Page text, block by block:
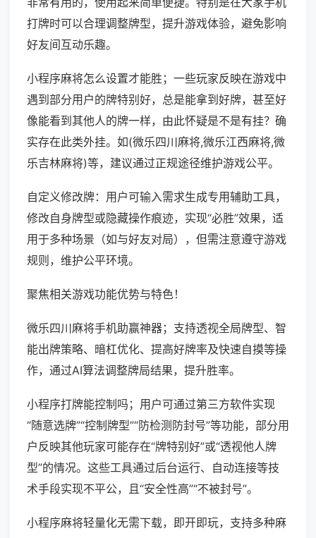
打牌时可以合理调整牌型，提升游戏体验，避免影响
好友间互动乐趣。
小程序麻将怎么设置才能胜；一些玩家反映在游戏中
遇到部分用户的牌特别好，总是能拿到好牌，甚至好
像能看到其他人的牌一样，由此怀疑是不是有挂？确
实存在此类外挂。如(微乐四川麻将,微乐江西麻将,微
乐吉林麻将)等，建议通过正规途径维护游戏公平。
自定义修改牌：用户可输入需求生成专用辅助工具，
修改自身牌型或隐藏操作痕迹，实现“必胜”效果，适
用于多种场景（如与好友对局），但需注意遵守游戏
规则，维护公平环境。
聚焦相关游戏功能优势与特色！
微乐四川麻将手机助赢神器；支持透视全局牌型、智
能出牌策略、暗杠优化、提高好牌率及快速自摸等操
作，通过AI算法调整牌局结果，提升胜率。
小程序打牌能控制吗；用户可通过第三方软件实现
“随意选牌”“控制牌型”“防检测防封号”等功能，部分用
户反映其他玩家可能存在“牌特别好”或“透视他人牌
型”的情况。这些工具通过后台运行、自动连接等技
术手段实现不平公，且“安全性高”“不被封号”。
小程序麻将轻量化无需下载，即开即玩，支持多种麻